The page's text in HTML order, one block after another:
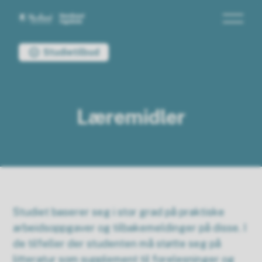
Du er her:Studietilbud
Læremidler
Studiet baserer seg i stor grad på praktiske
arbeidsoppgaver og tilbakemeldinger på disse. I
de tilfeller der studenten må støtte seg på
litteratur som supplement til forelesninger og